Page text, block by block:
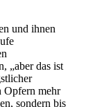
und ihnen
„aber das ist
Opfern mehr
sondern bis